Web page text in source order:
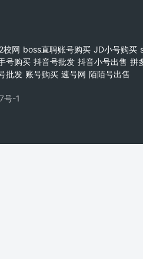
校网 boss直聘账号购买 JD小号购买
号购买 抖音号批发 抖音小号出售 拼
批发 账号购买 速号网 陌陌号出售
号-1